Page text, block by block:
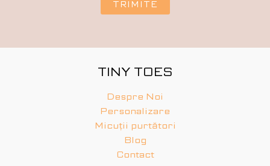
TINY TOES
Despre Noi
Personalizare
Micuții purtători
Blog
Contact